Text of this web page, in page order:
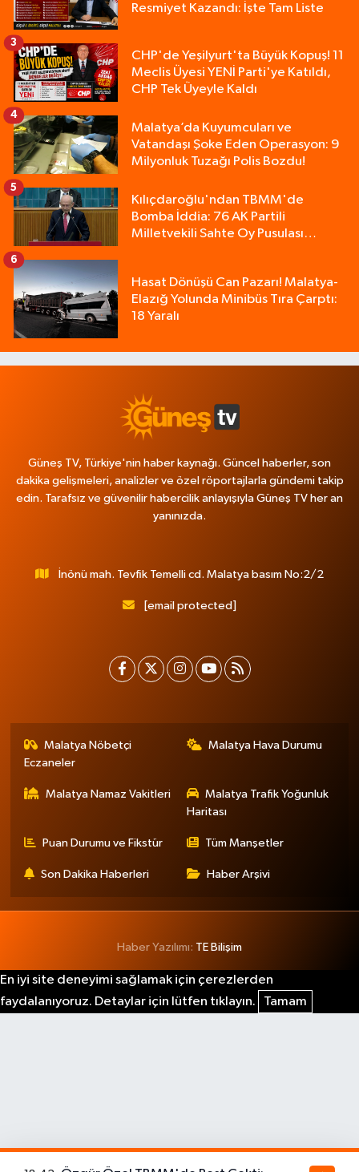
Resmiyet Kazandı: İşte Tam Liste
CHP'de Yeşilyurt'ta Büyük Kopuş! 11
Meclis Üyesi YENİ Parti'ye Katıldı,
CHP Tek Üyeyle Kaldı
3
Malatya’da Kuyumcuları ve
Vatandaşı Şoke Eden Operasyon: 9
Milyonluk Tuzağı Polis Bozdu!
4
Kılıçdaroğlu'ndan TBMM'de
Bomba İddia: 76 AK Partili
Milletvekili Sahte Oy Pusulası
5
Hasat Dönüşü Can Pazarı! Malatya-
Elazığ Yolunda Minibüs Tıra Çarptı:
18 Yaralı
6
Güneş TV, Türkiye'nin haber kaynağı. Güncel haberler, son
dakika gelişmeleri, analizler ve özel röportajlarla gündemi takip
edin. Tarafsız ve güvenilir habercilik anlayışıyla Güneş TV her an
yanınızda.
İnönü mah. Tevfik Temelli cd. Malatya basım No:2/2
[email protected]
Malatya Nöbetçi
Eczaneler
Malatya Hava Durumu
Malatya Namaz Vakitleri
Malatya Trafik Yoğunluk
Haritası
Puan Durumu ve Fikstür Tüm Manşetler
Son Dakika Haberleri Haber Arşivi
Haber Yazılımı: TE Bilişim
En iyi site deneyimi sağlamak için çerezlerden
faydalanıyoruz. Detaylar için lütfen tıklayın.
Tamam